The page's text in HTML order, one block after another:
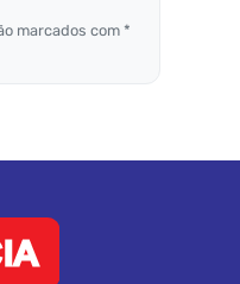
marcados com *